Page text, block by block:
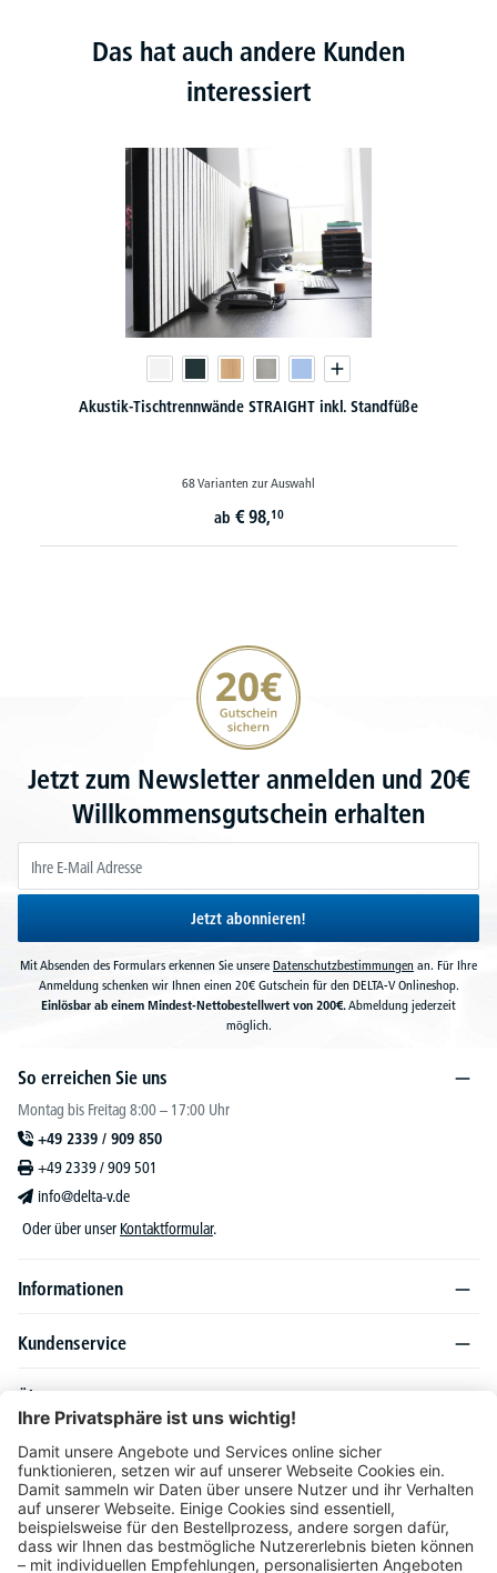
Das hat auch andere Kunden
interessiert
Akustik-Tischtrennwände STRAIGHT inkl. Standfüße
68 Varianten zur Auswahl
ab € 98,10
20€ Gutschein sichern
Jetzt zum Newsletter anmelden und 20€
Willkommensgutschein erhalten
Jetzt abonnieren!
Mit Absenden des Formulars erkennen Sie unsere Datenschutzbestimmungen an. Für Ihre
Anmeldung schenken wir Ihnen einen 20€ Gutschein für den DELTA-V Onlineshop.
Einlösbar ab einem Mindest-Nettobestellwert von 200€.Abmeldung jederzeit
möglich.
So erreichen Sie uns
Montag bis Freitag 8:00 – 17:00 Uhr
+49 2339 / 909 850
+49 2339 / 909 501
info@delta-v.de
Oder über unser Kontaktformular.
Informationen
Kundenservice
Über DELTA-V
Produktsortiment
Ratgeber